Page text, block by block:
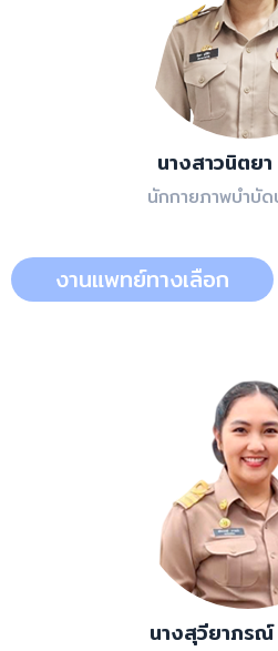
นางสาวนิตย
นักกายภาพบำบั
งานแพทย์ทางเลือก
นางสุวียาภรณ์